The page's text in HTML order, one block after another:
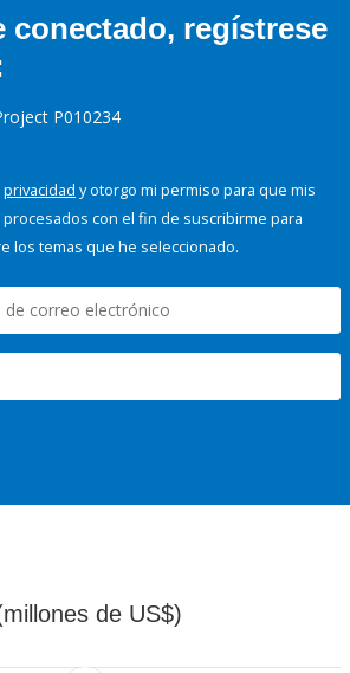
conectado, regístrese
P010234
privacidad y otorgo mi permiso para que mis
con el fin de suscribirme para
los temas que he seleccionado.
de US$)